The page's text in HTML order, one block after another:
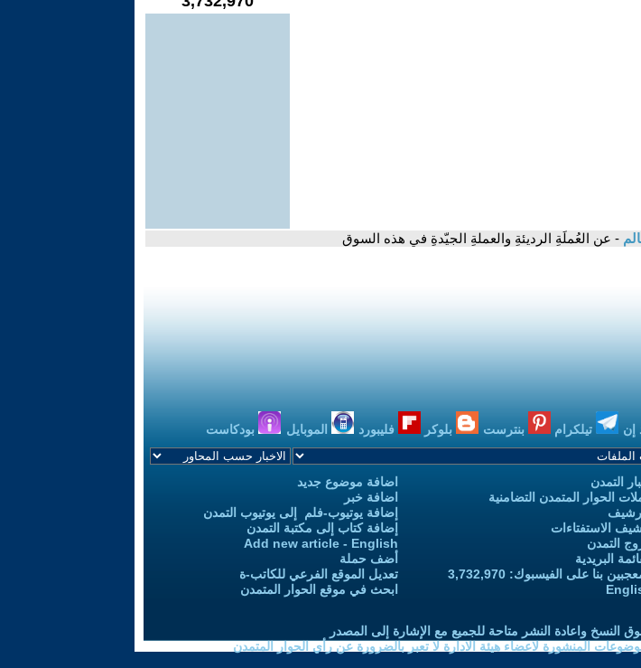
- عن العُملَةِ الرديئةِ والعملةِ الجيّدةِ في هذه السوق
إن تيلكرام بنترست بلوكر فليبورد الموبايل بودكاست
التمدن
الحوار المتمدن التضامنية
الاستفتاءات
التمدن
البريدية
بنا على الفيسبوك: 3,732,970
اضافة موضوع جديد
اضافة خبر
إضافة يوتيوب-فلم إلى يوتيوب التمدن
إضافة كتاب إلى مكتبة التمدن
Add new article - English
أضف حملة
تعديل الموقع الفرعي للكاتب-ة
ابحث في موقع الحوار المتمدن
النسخ واعادة النشر متاحة للجميع مع الإشارة إلى المصدر
المنشورة لاعضاء هيئة الادارة لا تعبر بالضرورة عن رأي الحوار المتمدن